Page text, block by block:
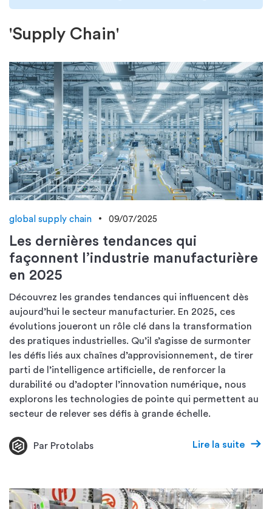
'Supply Chain'
global supply chain 09/07/2025
Les dernières tendances qui
façonnent l’industrie manufacturière
en 2025
Découvrez les grandes tendances qui influencent dès
aujourd’hui le secteur manufacturier. En 2025, ces
évolutions joueront un rôle clé dans la transformation
des pratiques industrielles. Qu’il s’agisse de surmonter
les défis liés aux chaînes d’approvisionnement, de tirer
parti de l’intelligence artificielle, de renforcer la
durabilité ou d’adopter l’innovation numérique, nous
explorons les technologies de pointe qui permettent au
secteur de relever ses défis à grande échelle.
Par Protolabs Lire la suite